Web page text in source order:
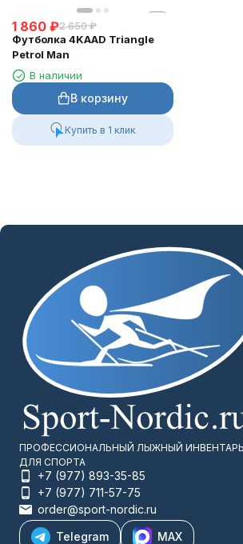
1 860 ₽2 650 ₽
Футболка 4KAAD Triangle
Petrol Man
В наличии
В корзину
Купить в 1 клик
ПРОФЕССИОНАЛЬНЫЙ ЛЫЖНЫЙ
ДЛЯ СПОРТА
+7 (977) 893-35-85
+7 (977) 711-57-75
order@sport-nordic.ru
Telegram
MAX